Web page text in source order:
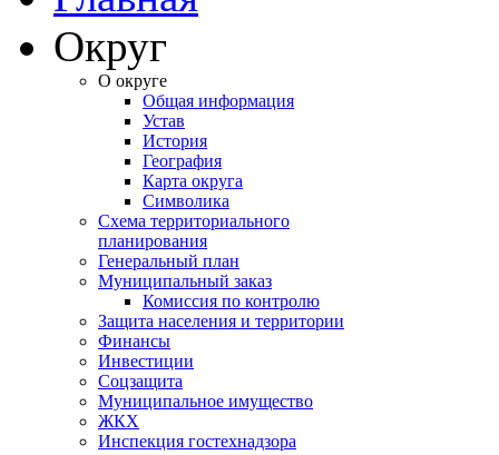
Округ
О округе
Общая информация
Устав
История
География
Карта округа
Символика
Схема территориального
планирования
Генеральный план
Муниципальный заказ
Комиссия по контролю
Защита населения и территории
Финансы
Инвестиции
Соцзащита
Муниципальное имущество
ЖКХ
Инспекция гостехнадзора